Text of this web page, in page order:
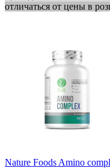
отличаться от цены в
Nature Foods Amino